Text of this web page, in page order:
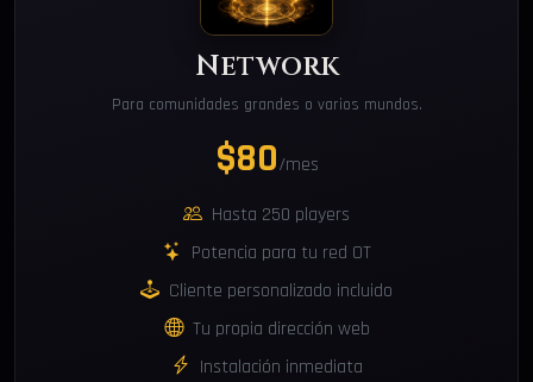
Network
Para comunidades grandes o varios mundos.
$80/mes
Hasta 250 players
Potencia para tu red OT
Cliente personalizado incluido
Tu propia dirección web
Instalación inmediata